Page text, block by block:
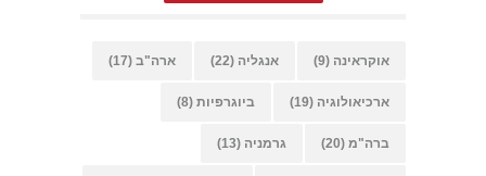
אוקראינה (9) אנגליה (22) ארה"ב (17)
ארכיאולוגיה (19) ביוגרפיות (8)
ברה"מ (20) גרמניה (13)